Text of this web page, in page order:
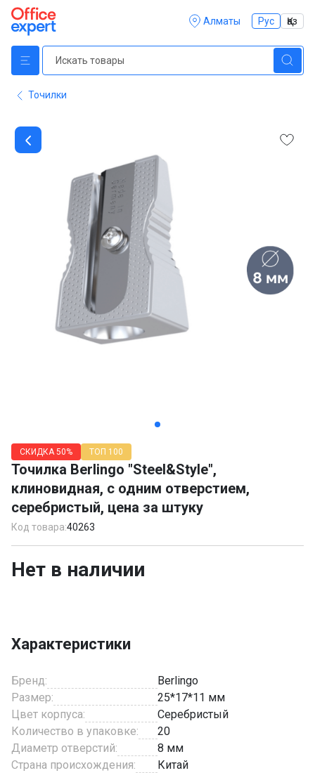
Алматы Рус Қаз
Точилки
of
2
СКИДКА 50% ТОП 100
Точилка Berlingo "Steel&Style",
клиновидная, с одним отверстием,
серебристый, цена за штуку
Код товара:40263
Нет в наличии
Характеристики
Бренд:
Berlingo
Размер:
25*17*11 мм
Цвет корпуса:
Серебристый
Количество в упаковке:
20
Диаметр отверстий:
8 мм
Страна происхождения:
Китай